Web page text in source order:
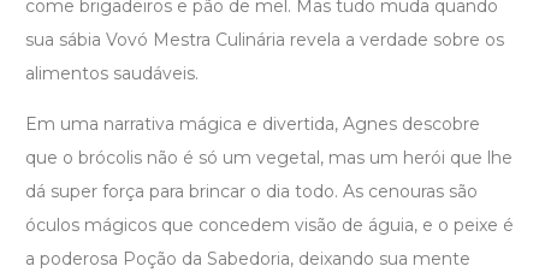
come brigadeiros e pão de mel. Mas tudo muda quando
sua sábia Vovó Mestra Culinária revela a verdade sobre os
alimentos saudáveis.
Em uma narrativa mágica e divertida, Agnes descobre
que o brócolis não é só um vegetal, mas um herói que lhe
dá super força para brincar o dia todo. As cenouras são
óculos mágicos que concedem visão de águia, e o peixe é
a poderosa Poção da Sabedoria, deixando sua mente